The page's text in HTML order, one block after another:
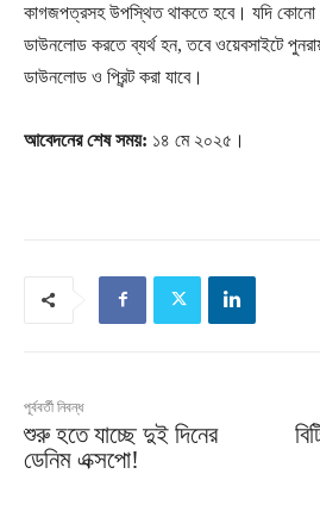
কাগজপত্রসহ উপস্থিত থাকতে হবে। যদি কোনো
ডাউনলোড করতে ব্যর্থ হন, তবে ওয়েবসাইটে
ডাউনলোড ও প্রিন্ট করা যাবে।
আবেদনের শেষ সময়: ১৪ মে ২০২৫।
পূর্ববর্তী নিবন্ধ
শুরু হতে যাচ্ছে দুই দিনের
ডেনিম এক্সপো!